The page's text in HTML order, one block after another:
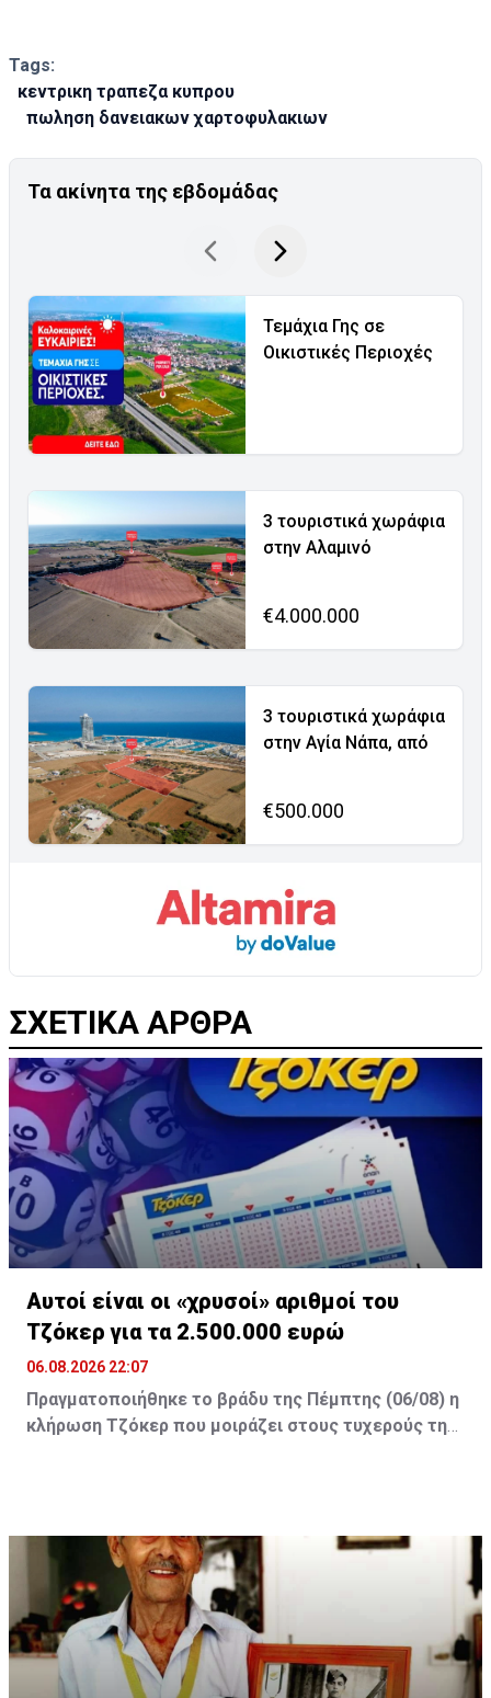
Tags:
κεντρικη τραπεζα κυπρου
πωληση δανειακων χαρτοφυλακιων
Τα ακίνητα της εβδομάδας
Τεμάχια Γης σε
Οικιστικές Περιοχές
3 τουριστικά χωράφια
στην Αλαμινό
€4.000.000
3 τουριστικά χωράφια
στην Αγία Νάπα, από
€500.000
ΣΧΕΤΙΚΑ ΑΡΘΡΑ
Αυτοί είναι οι «χρυσοί» αριθμοί του
Τζόκερ για τα 2.500.000 ευρώ
06.08.2026 22:07
Πραγματοποιήθηκε το βράδυ της Πέμπτης (06/08) η
κλήρωση Τζόκερ που μοιράζει στους τυχερούς της